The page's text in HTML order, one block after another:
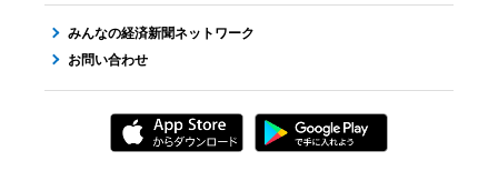
みんなの経済新聞ネットワーク
お問い合わせ